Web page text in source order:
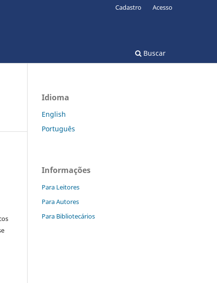
Buscar
Cadastro Acesso
Idioma
English
Português
Informações
Para Leitores
Para Autores
Para Bibliotecários